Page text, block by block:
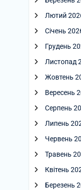
Лютий
Січень
Грудень
Листопад
Жовтень
Вересень
Серпень
Липень
Червень
Травень
Квітень
Березень